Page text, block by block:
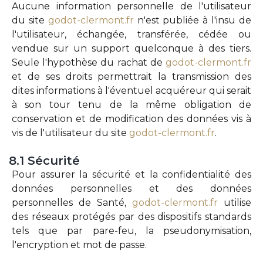
Aucune information personnelle de l'utilisateur
du site godot-clermont.fr n'est publiée à l'insu de
l'utilisateur, échangée, transférée, cédée ou
vendue sur un support quelconque à des tiers.
Seule l'hypothèse du rachat de godot-clermont.fr
et de ses droits permettrait la transmission des
dites informations à l'éventuel acquéreur qui serait
à son tour tenu de la même obligation de
conservation et de modification des données vis à
vis de l'utilisateur du site godot-clermont.fr.
8.1 Sécurité
Pour assurer la sécurité et la confidentialité des
données personnelles et des données
personnelles de Santé, godot-clermont.fr utilise
des réseaux protégés par des dispositifs standards
tels que par pare-feu, la pseudonymisation,
l'encryption et mot de passe.